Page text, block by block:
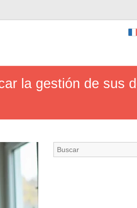
la gestión de sus